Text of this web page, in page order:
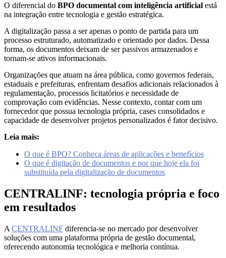
O diferencial do BPO documental com inteligência artificial está
na integração entre tecnologia e gestão estratégica.
A digitalização passa a ser apenas o ponto de partida para um
processo estruturado, automatizado e orientado por dados. Dessa
forma, os documentos deixam de ser passivos armazenados e
tornam-se ativos informacionais.
Organizações que atuam na área pública, como governos federais,
estaduais e prefeituras, enfrentam desafios adicionais relacionados à
regulamentação, processos licitatórios e necessidade de
comprovação com evidências. Nesse contexto, contar com um
fornecedor que possua tecnologia própria, cases consolidados e
capacidade de desenvolver projetos personalizados é fator decisivo.
Leia mais:
O que é BPO? Conheça áreas de aplicações e benefícios
O que é digitação de documentos e por que hoje ela foi
substituída pela digitalização de documentos
CENTRALINF: tecnologia própria e foco
em resultados
A CENTRALINF diferencia-se no mercado por desenvolver
soluções com uma plataforma própria de gestão documental,
oferecendo autonomia tecnológica e melhoria contínua.